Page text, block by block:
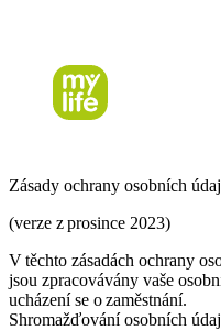
Zásady ochrany osobních
(verze z prosince 2023)
V těchto zásadách ochrany
jsou zpracovávány vaše
ucházení se o zaměstnání.
Shromažďování osobních